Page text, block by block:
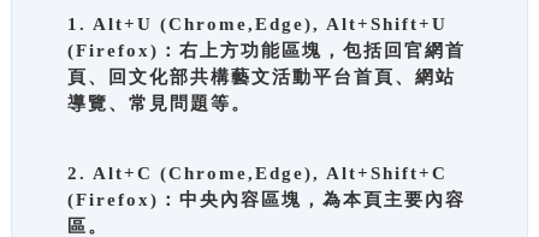
1. Alt+U (Chrome,Edge), Alt+Shift+U
(Firefox)：右上方功能區塊，包括回官網首
頁、回文化部共構藝文活動平台首頁、網站
導覽、常見問題等。
2. Alt+C (Chrome,Edge), Alt+Shift+C
(Firefox)：中央內容區塊，為本頁主要內容
區。